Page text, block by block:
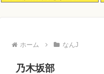
ホーム なんJ
乃木坂部